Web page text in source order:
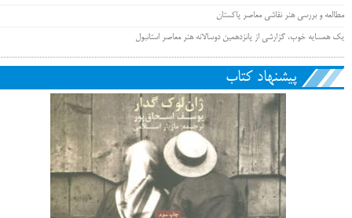
مطالعه و بررسی هنر نقاشی معاصر پاکستان
یک همسایه خوب، گزارشی از پانزدهمین دوسالانه هنر معاصر استانبول
پیشنهاد کتاب